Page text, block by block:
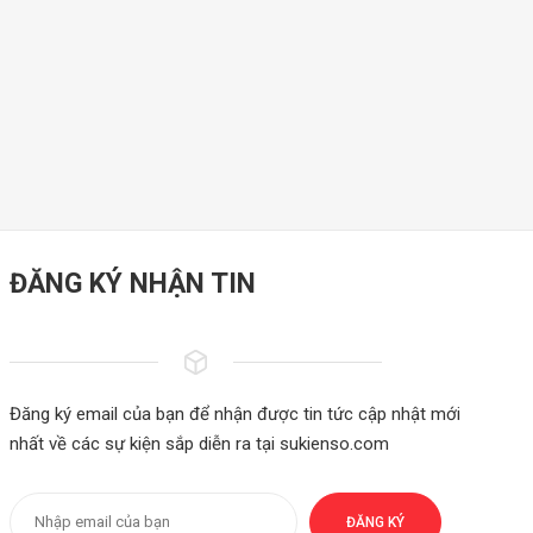
ĐĂNG KÝ NHẬN TIN
Đăng ký email của bạn để nhận được tin tức cập nhật mới
nhất về các sự kiện sắp diễn ra tại sukienso.com
ĐĂNG KÝ